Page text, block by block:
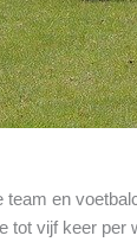
en
tot vijf keer per